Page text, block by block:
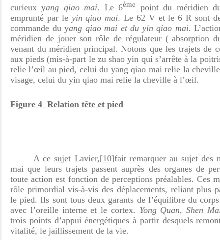
curieux yang qiao mai. Le 6ème
point du méridien
emprunté par le yin qiao mai. Le 62 V et le 6 R sont
commande du yang qiao mai et du yin qiao mai.
méridien de jouer son rôle de régulateur ( absorption
venant du méridien principal. Notons que les trajets de
aux pieds (mis-à-part le zu shao yin qui s’arrête à la
relie l’œil au pied, celui du yang qiao mai relie la cheville
visage, celui du yin qiao mai relie la cheville à l’œil.
Figure 4 Relation tête et pied
A ce sujet Lavier,[10]fait remarquer au sujet des
mai que leurs trajets passent auprès des organes de
toute action est fonction de perceptions préalables. Ces
rôle primordial vis-à-vis des déplacements, reliant plus
le pied. Ils sont tous deux garants de l’équilibre du
avec l’oreille interne et le cortex. Yong Quan,Shen
trois points d’appui énergétiques à partir desquels
vitalité, le jaillissement de la vie.